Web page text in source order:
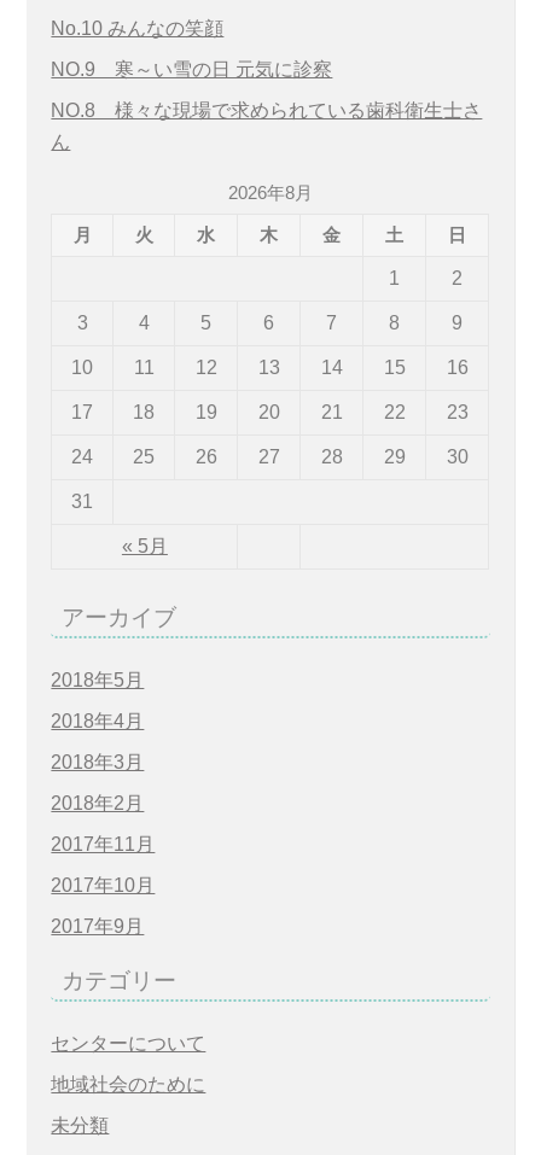
No.10 みんなの笑顔
NO.9 寒～い雪の日 元気に診察
NO.8 様々な現場で求められている歯科衛生士さ
ん
2026年8月
月 火 水 木 金 土 日
« 5月
1 2
3 4 5 6 7 8 9
10 11 12 13 14 15 16
17 18 19 20 21 22 23
24 25 26 27 28 29 30
31
アーカイブ
2018年5月
2018年4月
2018年3月
2018年2月
2017年11月
2017年10月
2017年9月
カテゴリー
センターについて
地域社会のために
未分類